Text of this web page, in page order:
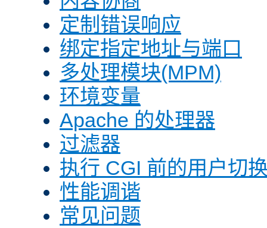
定制错误响应
绑定指定地址与端口
多处理模块(MPM)
环境变量
Apache 的处理器
过滤器
执行 CGI 前的用户切
性能调谐
常见问题